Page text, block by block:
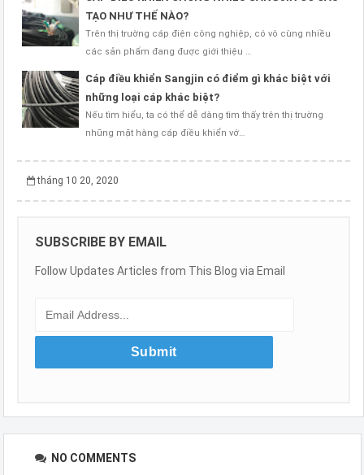
TẠO NHƯ THẾ NÀO?
Trên thị trường cáp điện công nghiệp, có vô cùng nhiều
các sản phẩm đang được giới thiệu …
Cáp điều khiển Sangjin có điểm gì khác biệt với
những loại cáp khác biệt?
Nếu tìm hiểu, ta có thể dễ dàng tìm thấy trên thị trường
những mặt hàng cáp điều khiển vớ…
tháng 10 20, 2020
SUBSCRIBE BY EMAIL
Follow Updates Articles from This Blog via Email
NO COMMENTS